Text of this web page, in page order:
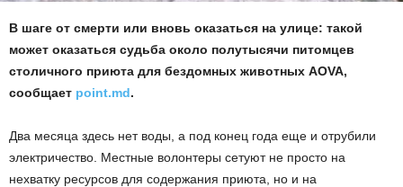
В шаге от смерти или вновь оказаться на улице: такой
может оказаться судьба около полутысячи питомцев
столичного приюта для бездомных животных AOVA,
сообщает point.md.
Два месяца здесь нет воды, а под конец года еще и отрубили
электричество. Местные волонтеры сетуют не просто на
нехватку ресурсов для содержания приюта, но и на